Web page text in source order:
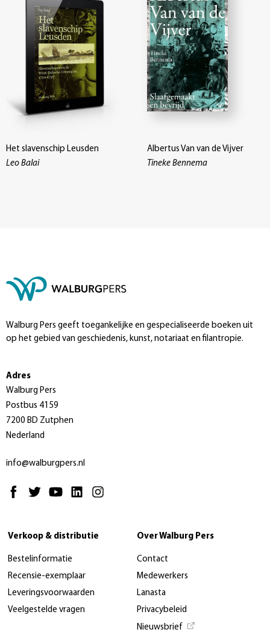
Het slavenschip Leusden
Leo Balai
Albertus Van van de Vijver
Tineke Bennema
Walburg Pers geeft toegankelijke en gespecialiseerde boeken uit
op het gebied van geschiedenis, kunst, notariaat en filantropie.
Adres
Walburg Pers
Postbus 4159
7200 BD Zutphen
Nederland
info@walburgpers.nl
Verkoop & distributie
Bestelinformatie
Recensie-exemplaar
Leveringsvoorwaarden
Veelgestelde vragen
Over Walburg Pers
Contact
Medewerkers
Lanasta
Privacybeleid
Nieuwsbrief